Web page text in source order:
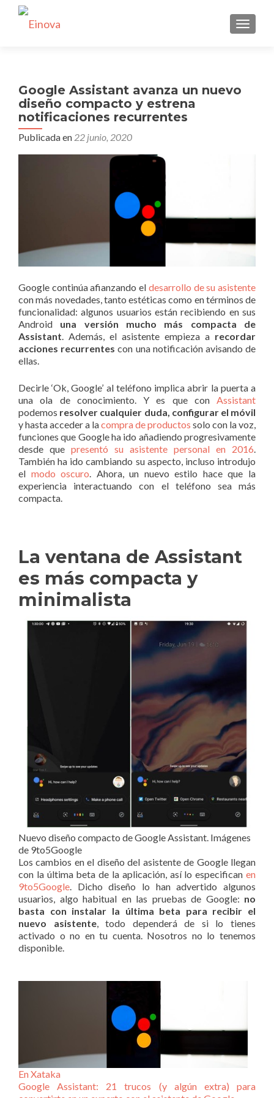
Google Assistant avanza un nuevo
diseño compacto y estrena
notificaciones recurrentes
Publicada en 22 junio, 2020
Google continúa afianzando el desarrollo de su asistente
con más novedades, tanto estéticas como en términos de
funcionalidad: algunos usuarios están recibiendo en sus
Android una versión mucho más compacta de
Assistant . Además, el asistente empieza a recordar
acciones recurrentes con una notificación avisando de
ellas.
Decirle ‘Ok, Google’ al teléfono implica abrir la puerta a
una ola de conocimiento. Y es que con Assistant
podemos resolver cualquier duda, configurar el móvil
y hasta acceder a lacompra de productos solo con la voz,
funciones que Google ha ido añadiendo progresivamente
desde que presentó su asistente personal en 2016
También ha ido cambiando su aspecto, incluso introdujo
el modo oscuro . Ahora, un nuevo estilo hace que la
experiencia interactuando con el teléfono sea más
compacta.
La ventana de Assistant
es más compacta y
minimalista
Nuevo diseño compacto de Google Assistant. Imágenes
de 9to5Google
Los cambios en el diseño del asistente de Google llegan
con la última beta de la aplicación, así lo especifican en
9to5Google . Dicho diseño lo han advertido algunos
usuarios, algo habitual en las pruebas de Google: no
basta con instalar la última beta para recibir el
nuevo asistente, todo dependerá de si lo tienes
activado o no en tu cuenta. Nosotros no lo tenemos
disponible.
En Xataka
Google Assistant: 21 trucos (y algún extra) para